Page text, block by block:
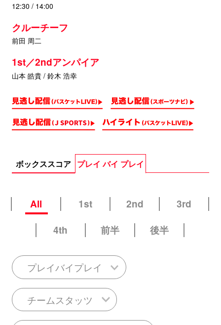
12:30 / 14:00
クルーチーフ
前田 周二
1st／2ndアンパイア
山本 皓貴 / 鈴木 浩幸
ボックススコア プレイ バイ プレイ
All 1st 2nd
3rd
4th
前半 後半
プレイバイプレイ
チームスタッツ